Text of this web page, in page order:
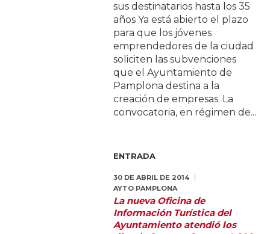
sus destinatarios hasta los 35
años Ya está abierto el plazo
para que los jóvenes
emprendedores de la ciudad
soliciten las subvenciones
que el Ayuntamiento de
Pamplona destina a la
creación de empresas. La
convocatoria, en régimen de...
ENTRADA
30 DE ABRIL DE 2014
AYTO PAMPLONA
La nueva Oficina de
Información Turística del
Ayuntamiento atendió los